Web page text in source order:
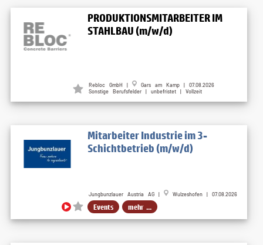
PRODUKTIONSMITARBEITER IM
STAHLBAU (m/w/d)
Rebloc GmbH |
Gars am Kamp | 07.08.2026
Sonstige Berufsfelder | unbefristet | Vollzeit
Mitarbeiter Industrie im 3-
Schichtbetrieb (m/w/d)
Jungbunzlauer Austria AG | Wulzeshofen | 07.08.2026
Events mehr ...